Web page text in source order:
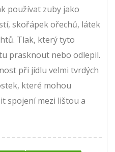
používat zuby jako
skořápek ořechů, látek
Tlak, který tyto
prasknout nebo odlepil.
při jídlu velmi tvrdých
které mohou
spojení mezi lištou a